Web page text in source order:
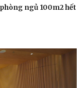
ngủ 100m2 hết